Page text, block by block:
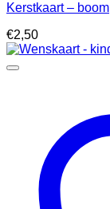
Kerstkaart – boom
€2,50